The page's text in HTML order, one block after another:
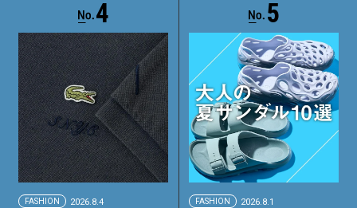
4
FASHION 2026.8.4
5
FASHION 2026.8.1